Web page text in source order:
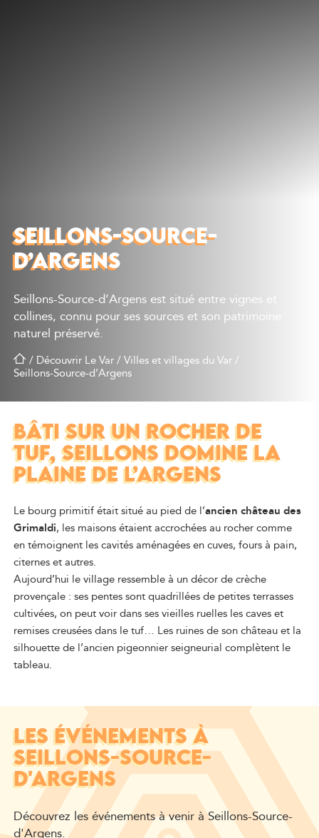
SEILLONS-SOURCE-
D’ARGENS
Seillons-Source-d’Argens est situé entre vignes et
collines, connu pour ses sources et son patrimoine
naturel préservé.
/ Découvrir Le Var/Villes et villages du Var/
Seillons-Source-d’Argens
BÂTI SUR UN ROCHER DE
TUF, SEILLONS DOMINE LA
PLAINE DE L’ARGENS
Le bourg primitif était situé au pied de l’ancien château des
Grimaldi, les maisons étaient accrochées au rocher comme
en témoignent les cavités aménagées en cuves, fours à pain,
citernes et autres.
Aujourd’hui le village ressemble à un décor de crèche
provençale : ses pentes sont quadrillées de petites terrasses
cultivées, on peut voir dans ses vieilles ruelles les caves et
remises creusées dans le tuf… Les ruines de son château et la
silhouette de l’ancien pigeonnier seigneurial complètent le
tableau.
LES ÉVÉNEMENTS À
SEILLONS-SOURCE-
D'ARGENS
Découvrez les événements à venir à Seillons-Source-
d'Argens.